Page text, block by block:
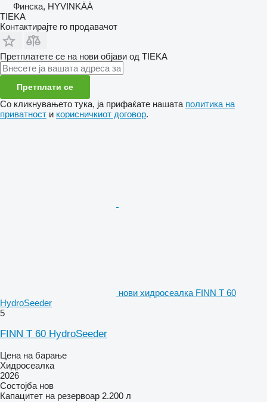
Финска, HYVINKÄÄ
TIEKA
Контактирајте го продавачот
Претплатете се на нови објави од TIEKA
Претплати се
Со кликнувањето тука, ја прифаќате нашата политика на
приватност и корисничкиот договор.
нови хидросеалка FINN T 60
HydroSeeder
5
FINN T 60 HydroSeeder
Цена на барање
Хидросеалка
2026
Состојба нов
Капацитет на резервоар 2.200 л